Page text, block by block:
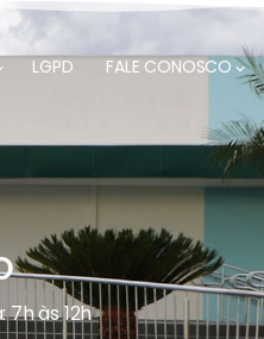
LGPD FALE CONOSCO
7h às 12h